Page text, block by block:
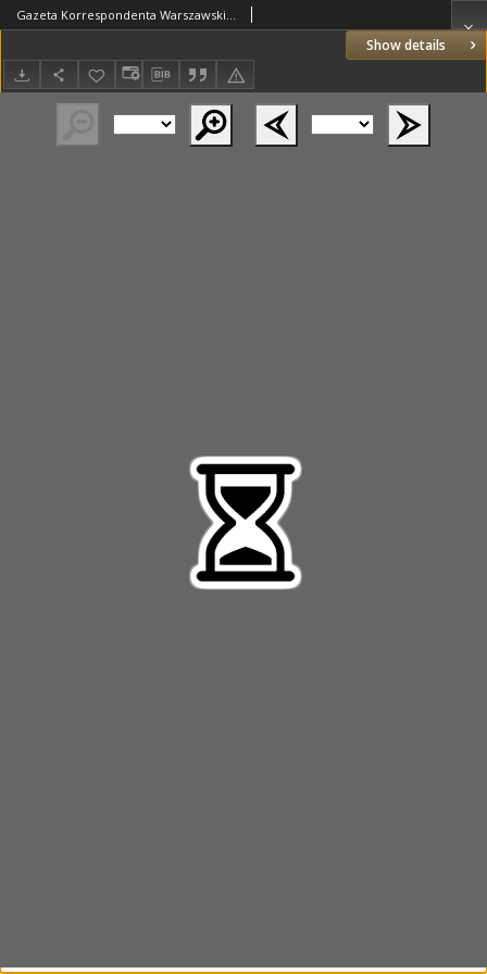
Show details
Gazeta Korrespondenta Warszawskiego i Zagranicznego. 1822 nr41